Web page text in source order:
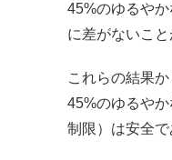
45%のゆるや
に差がないこと
これらの結果
45%のゆるや
制限）は安全で